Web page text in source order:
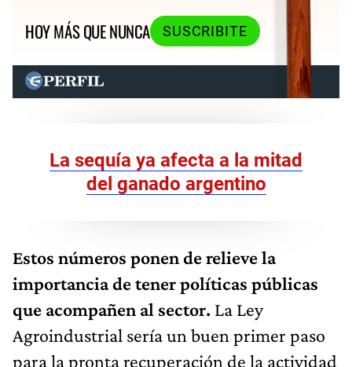
HOY MÁS QUE NUNCA
SUSCRIBITE
La sequía ya afecta a la mitad
del ganado argentino
Estos números ponen de relieve la
importancia de tener políticas públicas
que acompañen al sector. La Ley
Agroindustrial sería un buen primer paso
para la pronta recuperación de la actividad